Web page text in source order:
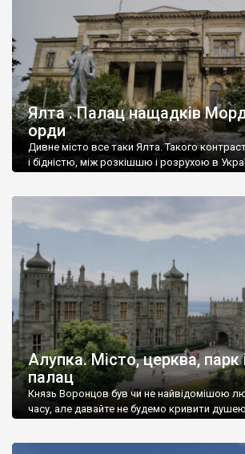
Ялта . Палац нащадків
орди
Дивне місто все таки Ялта. Такого
і бідністю, між розкішшю і розрухою в
Алупка. Місто, церква, парк
палац
Князь Воронцов був чи не найвідомішою
часу, але давайте не будемо кривити